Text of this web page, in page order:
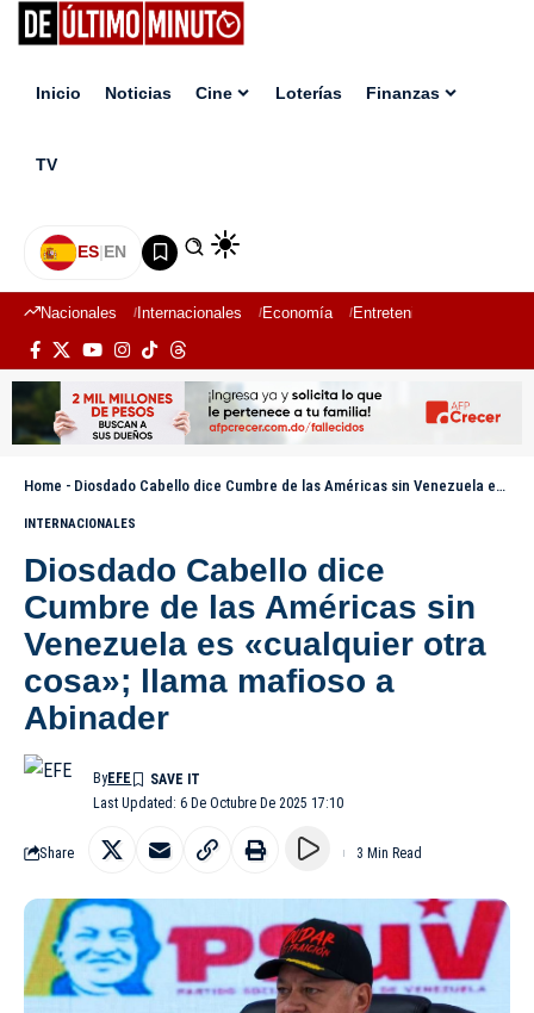
Inicio Noticias Cine Loterías Finanzas
TV
ES|EN
Nacionales Internacionales Economía Entretenimiento
Home - Diosdado Cabello dice Cumbre de las Américas sin Venezuela es «cualquier otra cosa»; llama mafioso a Abinader
INTERNACIONALES
Diosdado Cabello dice
Cumbre de las Américas sin
Venezuela es «cualquier otra
cosa»; llama mafioso a
Abinader
Last Updated: 6 De Octubre De 2025 17:10
ByEFE
Share 3 Min Read